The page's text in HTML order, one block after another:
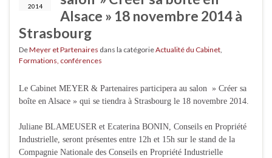
2014
Alsace » 18 novembre 2014 à
Strasbourg
DeMeyer et Partenaires dans la catégorieActualité du Cabinet
Formations, conférences
Le Cabinet MEYER & Partenaires participera au salon » Créer sa
boîte en Alsace » qui se tiendra à Strasbourg le 18 novembre 2014.
Juliane BLAMEUSER et Ecaterina BONIN, Conseils en Propriété
Industrielle, seront présentes entre 12h et 15h sur le stand de la
Compagnie Nationale des Conseils en Propriété Industrielle